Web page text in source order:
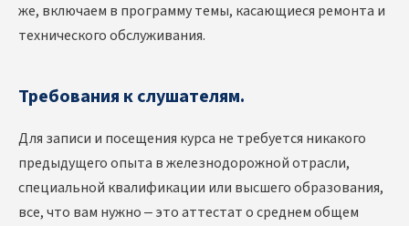
же, включаем в программу темы, касающиеся ремонта и
технического обслуживания.
Требования к слушателям.
Для записи и посещения курса не требуется никакого
предыдущего опыта в железнодорожной отрасли,
специальной квалификации или высшего образования,
все, что вам нужно – это аттестат о среднем общем